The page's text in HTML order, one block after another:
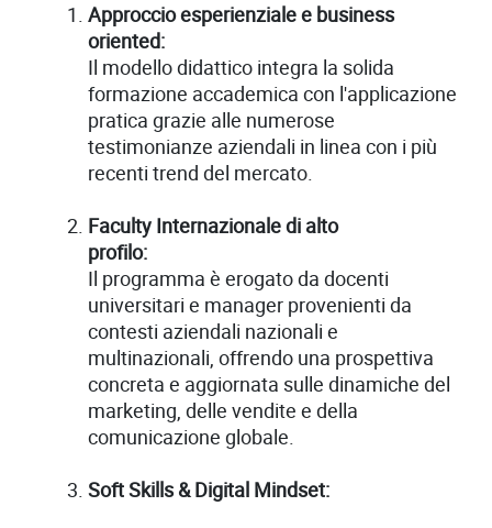
Approccio esperienziale e business
oriented:
Il modello didattico integra la solida
formazione accademica con l'applicazione
pratica grazie alle numerose
testimonianze aziendali in linea con i più
recenti trend del mercato.
Faculty Internazionale di alto
profilo:
Il programma è erogato da docenti
universitari e manager provenienti da
contesti aziendali nazionali e
multinazionali, offrendo una prospettiva
concreta e aggiornata sulle dinamiche del
marketing, delle vendite e della
comunicazione globale.
Soft Skills & Digital Mindset: